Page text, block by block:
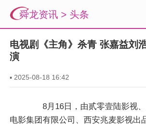
舜龙资讯 > 头条
电视剧《主角》杀青 张嘉益刘
演
▪ 2025-08-18 16:42
8月16日，由贰零壹陆影视、
电影集团有限公司、西安兆麦影视出